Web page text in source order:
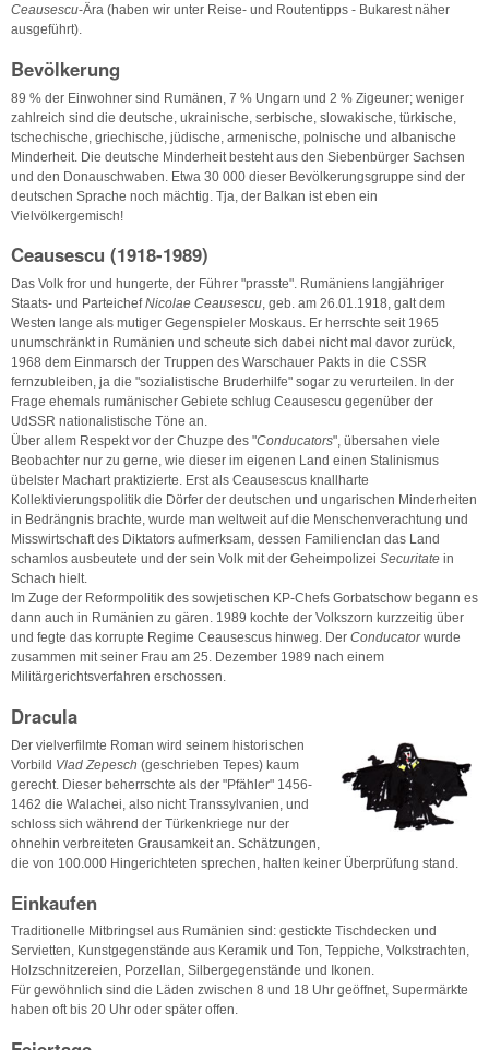
Ceausescu-Ära (haben wir unter Reise- und Routentipps - Bukarest näher
ausgeführt).
Bevölkerung
89 % der Einwohner sind Rumänen, 7 % Ungarn und 2 % Zigeuner; weniger
zahlreich sind die deutsche, ukrainische, serbische, slowakische, türkische,
tschechische, griechische, jüdische, armenische, polnische und albanische
Minderheit. Die deutsche Minderheit besteht aus den Siebenbürger Sachsen
und den Donauschwaben. Etwa 30 000 dieser Bevölkerungsgruppe sind der
deutschen Sprache noch mächtig. Tja, der Balkan ist eben ein
Vielvölkergemisch!
Ceausescu (1918-1989)
Das Volk fror und hungerte, der Führer "prasste". Rumäniens langjähriger
Staats- und ParteichefNicolae Ceausescu, geb. am 26.01.1918, galt dem
Westen lange als mutiger Gegenspieler Moskaus. Er herrschte seit 1965
unumschränkt in Rumänien und scheute sich dabei nicht mal davor zurück,
1968 dem Einmarsch der Truppen des Warschauer Pakts in die CSSR
fernzubleiben, ja die "sozialistische Bruderhilfe" sogar zu verurteilen. In der
Frage ehemals rumänischer Gebiete schlug Ceausescu gegenüber der
UdSSR nationalistische Töne an.
Über allem Respekt vor der Chuzpe des "Conducators", übersahen viele
Beobachter nur zu gerne, wie dieser im eigenen Land einen Stalinismus
übelster Machart praktizierte. Erst als Ceausescus knallharte
Kollektivierungspolitik die Dörfer der deutschen und ungarischen Minderheiten
in Bedrängnis brachte, wurde man weltweit auf die Menschenverachtung und
Misswirtschaft des Diktators aufmerksam, dessen Familienclan das Land
schamlos ausbeutete und der sein Volk mit der Geheimpolizei Securitate in
Schach hielt.
Im Zuge der Reformpolitik des sowjetischen KP-Chefs Gorbatschow begann es
dann auch in Rumänien zu gären. 1989 kochte der Volkszorn kurzzeitig über
und fegte das korrupte Regime Ceausescus hinweg. Der Conducatorwurde
zusammen mit seiner Frau am 25. Dezember 1989 nach einem
Militärgerichtsverfahren erschossen.
Dracula
Der vielverfilmte Roman wird seinem historischen
Vorbild Vlad Zepesch (geschrieben Tepes) kaum
gerecht. Dieser beherrschte als der "Pfähler" 1456-
1462 die Walachei, also nicht Transsylvanien, und
schloss sich während der Türkenkriege nur der
ohnehin verbreiteten Grausamkeit an. Schätzungen,
die von 100.000 Hingerichteten sprechen, halten keiner Überprüfung stand.
Einkaufen
Traditionelle Mitbringsel aus Rumänien sind: gestickte Tischdecken und
Servietten, Kunstgegenstände aus Keramik und Ton, Teppiche, Volkstrachten,
Holzschnitzereien, Porzellan, Silbergegenstände und Ikonen.
Für gewöhnlich sind die Läden zwischen 8 und 18 Uhr geöffnet, Supermärkte
haben oft bis 20 Uhr oder später offen.